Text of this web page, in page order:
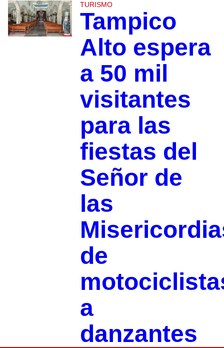
TURISMO
Tampico
Alto espera
a 50 mil
visitantes
para las
fiestas del
Señor de
las
de
a
danzantes